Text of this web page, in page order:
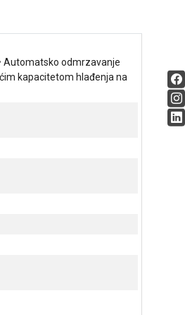
Automatsko odmrzavanje
kapacitetom hlađenja na